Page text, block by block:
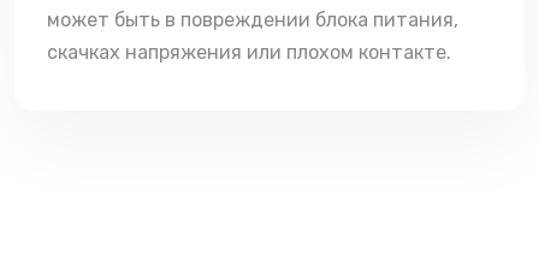
может быть в повреждении блока питания,
скачках напряжения или плохом контакте.